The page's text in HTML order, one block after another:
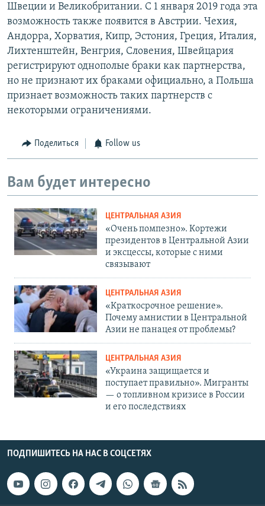
Швеции и Великобритании. С 1 января 2019 года эта
возможность также появится в Австрии. Чехия,
Андорра, Хорватия, Кипр, Эстония, Греция, Италия,
Лихтенштейн, Венгрия, Словения, Швейцария
регистрируют однополые браки как партнерства,
но не признают их браками официально, а Польша
признает возможность таких партнерств с
некоторыми ограничениями.
Поделиться Follow us
Вам будет интересно
ЦЕНТРАЛЬНАЯ АЗИЯ
«Очень помпезно». Кортежи
президентов в Центральной Азии
и эксцессы, которые с ними
связывают
ЦЕНТРАЛЬНАЯ АЗИЯ
«Краткосрочное решение».
Почему амнистии в Центральной
Азии не панацея от проблемы?
ЦЕНТРАЛЬНАЯ АЗИЯ
«Украина защищается и
поступает правильно». Мигранты
— о топливном кризисе в России
и его последствиях
ПОДПИШИТЕСЬ НА НАС В СОЦСЕТЯХ